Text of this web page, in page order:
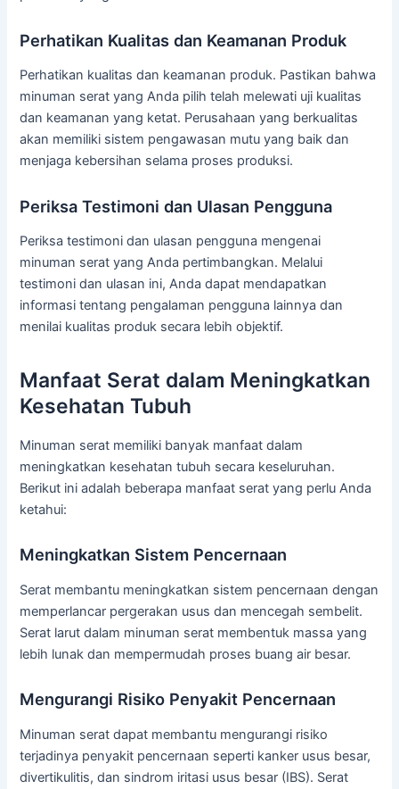
Perhatikan Kualitas dan Keamanan Produk
Perhatikan kualitas dan keamanan produk. Pastikan bahwa
minuman serat yang Anda pilih telah melewati uji kualitas
dan keamanan yang ketat. Perusahaan yang berkualitas
akan memiliki sistem pengawasan mutu yang baik dan
menjaga kebersihan selama proses produksi.
Periksa Testimoni dan Ulasan Pengguna
Periksa testimoni dan ulasan pengguna mengenai
minuman serat yang Anda pertimbangkan. Melalui
testimoni dan ulasan ini, Anda dapat mendapatkan
informasi tentang pengalaman pengguna lainnya dan
menilai kualitas produk secara lebih objektif.
Manfaat Serat dalam Meningkatkan
Kesehatan Tubuh
Minuman serat memiliki banyak manfaat dalam
meningkatkan kesehatan tubuh secara keseluruhan.
Berikut ini adalah beberapa manfaat serat yang perlu Anda
ketahui:
Meningkatkan Sistem Pencernaan
Serat membantu meningkatkan sistem pencernaan dengan
memperlancar pergerakan usus dan mencegah sembelit.
Serat larut dalam minuman serat membentuk massa yang
lebih lunak dan mempermudah proses buang air besar.
Mengurangi Risiko Penyakit Pencernaan
Minuman serat dapat membantu mengurangi risiko
terjadinya penyakit pencernaan seperti kanker usus besar,
divertikulitis, dan sindrom iritasi usus besar (IBS). Serat